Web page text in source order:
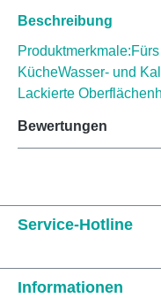
Beschreibung
KücheWasser- und
Lackierte
Bewertungen
Service-Hotline
Informationen